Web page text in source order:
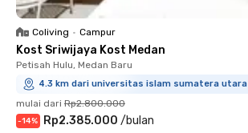
Coliving • Campur
Kost Sriwijaya Kost Medan
Petisah Hulu, Medan Baru
4.3 km dari universitas islam sumatera utara
mulai dari Rp2.800.000
-14% Rp2.385.000 /bulan